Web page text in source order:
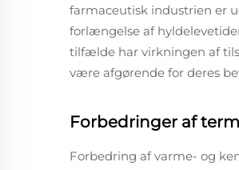
farmaceutisk industrien er
forlængelse af
tilfælde har virkningen af
være afgørende for deres
Forbedringer af
Forbedring af varme- og